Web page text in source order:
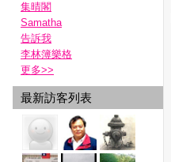
集晴閣
Samatha
告訴我
李林簿樂格
更多>>
最新訪客列表